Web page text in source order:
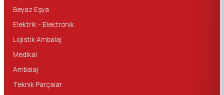
Beyaz Eşya
Elektrik - Elektronik
Lojistik Ambalaj
Medikal
Ambalaj
Teknik Parçalar